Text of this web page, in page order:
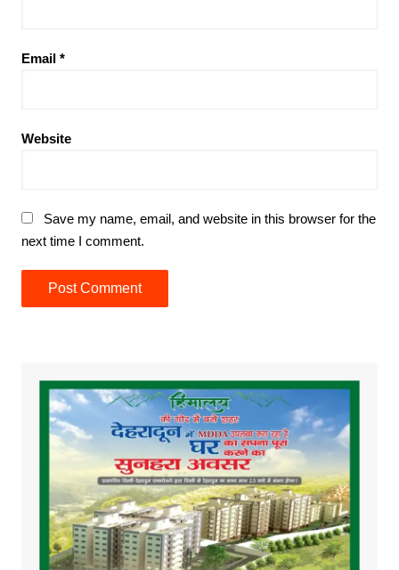
Email *
Website
Save my name, email, and website in this browser for the
next time I comment.